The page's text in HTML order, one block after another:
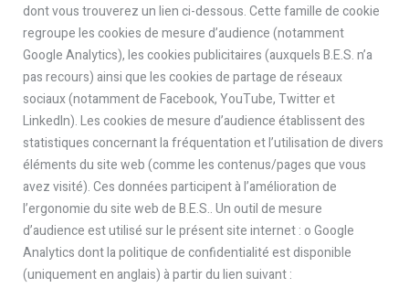
dont vous trouverez un lien ci-dessous. Cette famille de cookie
regroupe les cookies de mesure d’audience (notamment
Google Analytics), les cookies publicitaires (auxquels B.E.S. n’a
pas recours) ainsi que les cookies de partage de réseaux
sociaux (notamment de Facebook, YouTube, Twitter et
LinkedIn). Les cookies de mesure d’audience établissent des
statistiques concernant la fréquentation et l’utilisation de divers
éléments du site web (comme les contenus/pages que vous
avez visité). Ces données participent à l’amélioration de
l’ergonomie du site web de B.E.S.. Un outil de mesure
d’audience est utilisé sur le présent site internet : o Google
Analytics dont la politique de confidentialité est disponible
(uniquement en anglais) à partir du lien suivant :